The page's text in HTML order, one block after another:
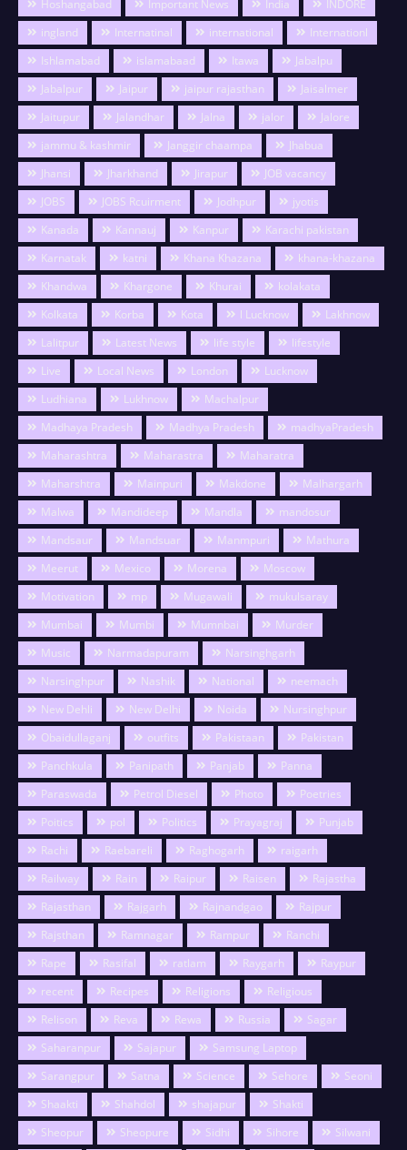
Hoshangabad
Important News India
INDORE
ingland
Internatinal international
Internationl
Ishlamabad
islamabaad Itawa
Jabalpu
Jabalpur
Jaipur jaipur rajasthan
Jaisalmer
Jaitupur
Jalandhar Jalna jalor
Jalore
jammu & kashmir
Janggir chaampa
Jhabua
Jhansi
Jharkhand Jirapur
JOB vacancy
JOBS
JOBS Rcuirment Jodhpur
jyotis
Kanada
Kannauj Kanpur
Karachi pakistan
Karnatak
katni Khana Khazana
khana-khazana
Khandwa
Khargone Khurai
kolakata
Kolkata
Korba Kota l Lucknow
Lakhnow
Lalitpur
Latest News life style
lifestyle
Live
Local News London
Lucknow
Ludhiana
Lukhnow
Machalpur
Madhaya Pradesh
Madhya Pradesh
madhyaPradesh
Maharashtra
Maharastra
Maharatra
Maharshtra
Mainpuri Makdone
Malhargarh
Malwa
Mandideep Mandla
mandosur
Mandsaur
Mandsuar Manmpuri
Mathura
Meerut
Mexico Morena
Moscow
Motivation
mp Mugawali
mukulsaray
Mumbai
Mumbi Mumnbai
Murder
Music
Narmadapuram
Narsinghgarh
Narsinghpur
Nashik National
neemach
New Dehli
New Delhi Noida
Nursinghpur
Obaidullaganj
outfits Pakistaan
Pakistan
Panchkula
Panipath Panjab
Panna
Paraswada
Petrol Diesel Photo
Poetries
Poitics
pol Politics Prayagraj
Punjab
Rachi
Raebareli Raghogarh
raigarh
Railway
Rain Raipur Raisen
Rajastha
Rajasthan
Rajgarh Rajnandgao
Rajpur
Rajsthan
Ramnagar Rampur
Ranchi
Rape
Rasifal ratlam Raygarh
Raypur
recent
Recipes Religions
Religious
Relison
Reva Rewa Russia
Sagar
Saharanpur
Sajapur
Samsung Laptop
Sarangpur
Satna Science Sehore
Seoni
Shaakti
Shahdol shajapur
Shakti
Sheopur
Sheopure Sidhi Sihore
Silwani